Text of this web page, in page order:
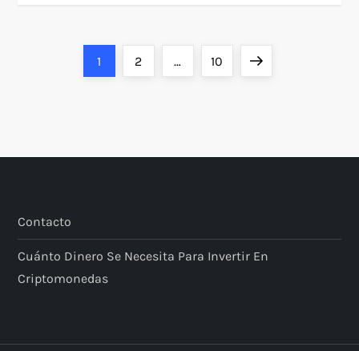
s
p
a
Page
1 Page
2 … Page
10 Next
Contacto
Cuánto Dinero Se Necesita Para Invertir En
Criptomonedas